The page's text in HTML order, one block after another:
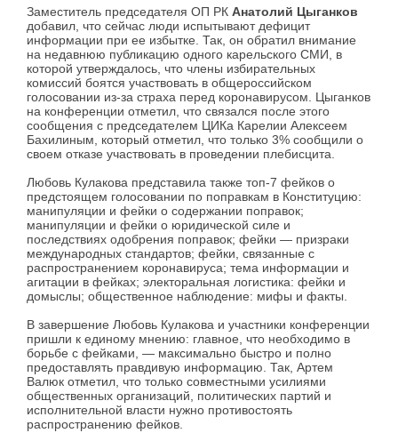
Заместитель председателя ОП РК Анатолий Цыганков
добавил, что сейчас люди испытывают дефицит
информации при ее избытке. Так, он обратил внимание
на недавнюю публикацию одного карельского СМИ, в
которой утверждалось, что члены избирательных
комиссий боятся участвовать в общероссийском
голосовании из-за страха перед коронавирусом. Цыганков
на конференции отметил, что связался после этого
сообщения с председателем ЦИКа Карелии Алексеем
Бахилиным, который отметил, что только 3% сообщили о
своем отказе участвовать в проведении плебисцита.
Любовь Кулакова представила также топ-7 фейков о
предстоящем голосовании по поправкам в Конституцию:
манипуляции и фейки о содержании поправок;
манипуляции и фейки о юридической силе и
последствиях одобрения поправок; фейки — призраки
международных стандартов; фейки, связанные с
распространением коронавируса; тема информации и
агитации в фейках; электоральная логистика: фейки и
домыслы; общественное наблюдение: мифы и факты.
В завершение Любовь Кулакова и участники конференции
пришли к единому мнению: главное, что необходимо в
борьбе с фейками, — максимально быстро и полно
предоставлять правдивую информацию. Так, Артем
Валюк отметил, что только совместными усилиями
общественных организаций, политических партий и
исполнительной власти нужно противостоять
распространению фейков.